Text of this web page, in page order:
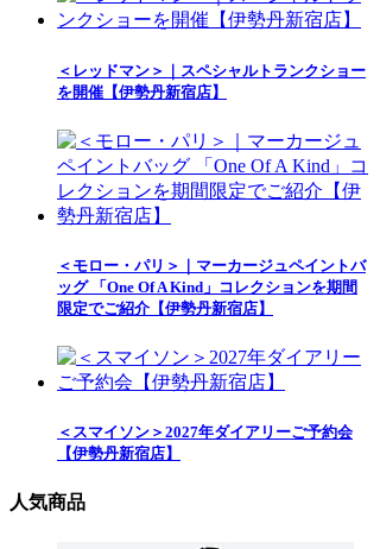
＜レッドマン＞｜スペシャルトランクショー
を開催【伊勢丹新宿店】
＜モロー・パリ＞｜マーカージュペイントバ
ッグ 「One Of A Kind」コレクションを期間
限定でご紹介【伊勢丹新宿店】
＜スマイソン＞2027年ダイアリーご予約会
【伊勢丹新宿店】
人気商品